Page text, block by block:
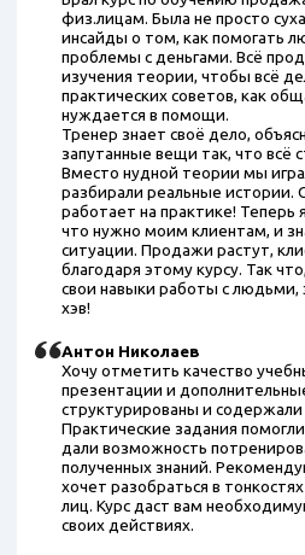
физ.лицам. Была не просто
инсайды о том, как помогать
проблемы с деньгами. Всё
изучения теории, чтобы всё
практических советов, как
нуждается в помощи.
Тренер знает своё дело,
запутанные вещи так, что всё
Вместо нудной теории мы
разбирали реальные истории.
работает на практике!
что нужно моим клиентам, и
ситуации. Продажи растут,
благодаря этому курсу. Так
свои навыки работы с людьми,
хэв!
Антон Николаев
Хочу отметить качество
презентации и
структурированы и
Практические задания
дали возможность
полученных знаний.
хочет разобраться в
лиц. Курс даст вам
своих действиях.